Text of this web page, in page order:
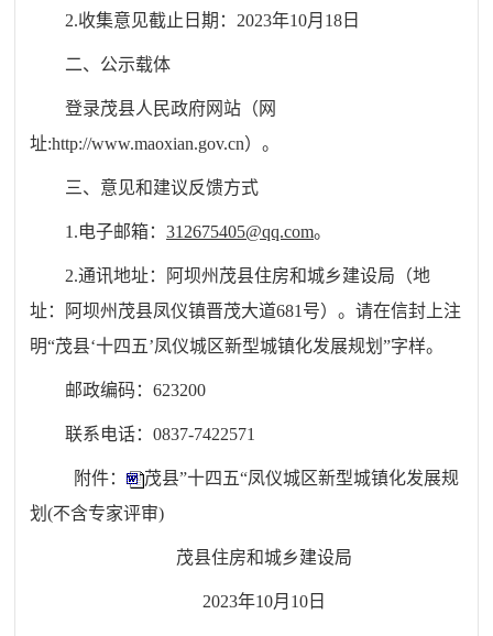
2.收集意见截止日期：2023年10月18日
二、公示载体
登录茂县人民政府网站（网
址:http://www.maoxian.gov.cn）。
三、意见和建议反馈方式
1.电子邮箱：312675405@qq.com。
2.通讯地址：阿坝州茂县住房和城乡建设局（地
址：阿坝州茂县凤仪镇晋茂大道681号）。请在信封上注
明“茂县‘十四五’凤仪城区新型城镇化发展规划”字样。
邮政编码：623200
联系电话：0837-7422571
附件：
茂县”十四五“凤仪城区新型城镇化发展规
划(不含专家评审)
茂县住房和城乡建设局
2023年10月10日